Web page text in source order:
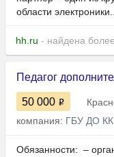
области
hh.ru - найдена
Педагог
50 000
компания: ГБУ ДО КК
Обязанности: ​​​​​​​ –